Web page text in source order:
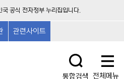
국 공식 전자정부 누리집입니다.
관련사이트
통합검색 전체메뉴